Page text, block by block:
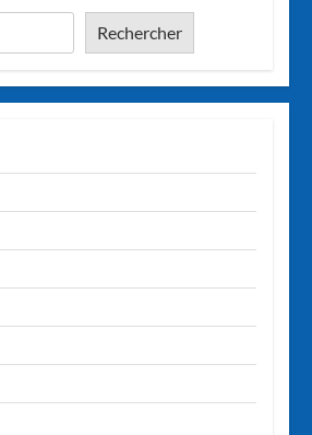
Rechercher